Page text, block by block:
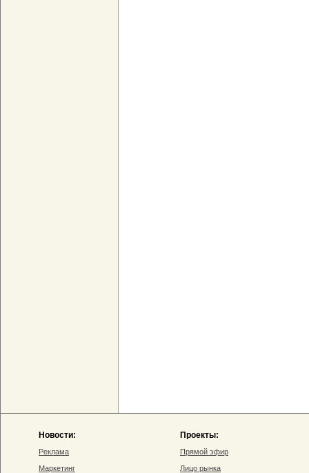
Новости:
Реклама
Маркетинг
Проекты:
Прямой эфир
Лицо рынка